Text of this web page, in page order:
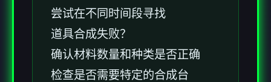
尝试在不同时间段寻找
道具合成失败？
确认材料数量和种类是否正确
检查是否需要特定的合成台